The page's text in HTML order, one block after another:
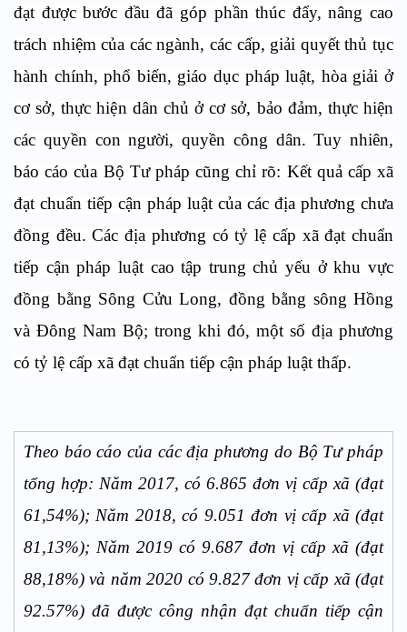
đạt được bước đầu đã góp phần thúc đẩy, nâng cao
trách nhiệm của các ngành, các cấp, giải quyết thủ tục
hành chính, phổ biến, giáo dục pháp luật, hòa giải ở
cơ sở, thực hiện dân chủ ở cơ sở, bảo đảm, thực hiện
các quyền con người, quyền công dân. Tuy nhiên,
báo cáo của Bộ Tư pháp cũng chỉ rõ: Kết quả cấp xã
đạt chuẩn tiếp cận pháp luật của các địa phương chưa
đồng đều. Các địa phương có tỷ lệ cấp xã đạt chuẩn
tiếp cận pháp luật cao tập trung chủ yếu ở khu vực
đồng bằng Sông Cửu Long, đồng bằng sông Hồng
và Đông Nam Bộ; trong khi đó, một số địa phương
có tỷ lệ cấp xã đạt chuẩn tiếp cận pháp luật thấp.
Theo báo cáo của các địa phương do Bộ Tư pháp
tổng hợp: Năm 2017, có 6.865 đơn vị cấp xã (đạt
61,54%); Năm 2018, có 9.051 đơn vị cấp xã (đạt
81,13%); Năm 2019 có 9.687 đơn vị cấp xã (đạt
88,18%) và năm 2020 có 9.827 đơn vị cấp xã (đạt
92.57%) đã được công nhận đạt chuẩn tiếp cận